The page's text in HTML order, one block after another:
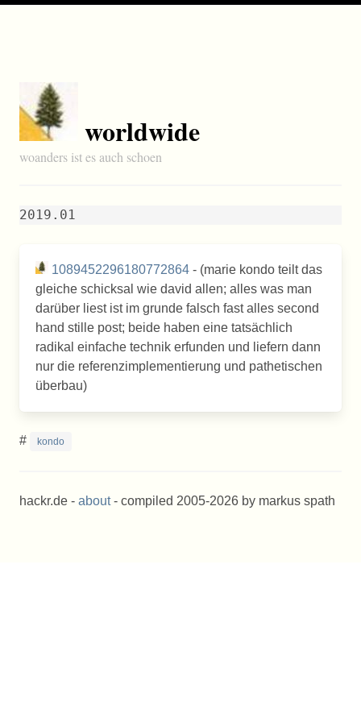
worldwide
woanders ist es auch schoen
2019.01
1089452296180772864 - (marie kondo teilt das
gleiche schicksal wie david allen; alles was man
darüber liest ist im grunde falsch fast alles second
hand stille post; beide haben eine tatsächlich
radikal einfache technik erfunden und liefern dann
nur die referenzimplementierung und pathetischen
überbau)
# kondo
hackr.de - about- compiled 2005-2026 by markus spath